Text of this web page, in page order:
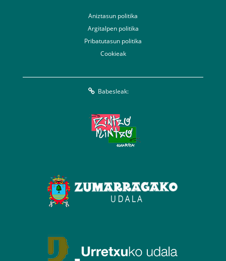
Aniztasun politika
Argitalpen politika
Pribatutasun politika
Cookieak
Babesleak: